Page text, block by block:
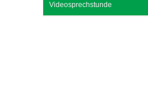
Videosprechstunde